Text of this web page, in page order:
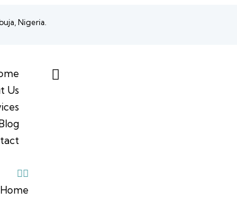
Nigeria.
Us
Home